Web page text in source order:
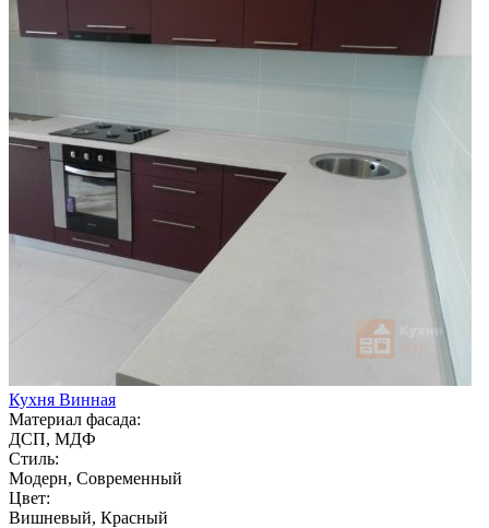
Кухня Винная
Материал фасада:
ДСП, МДФ
Стиль:
Модерн, Современный
Цвет:
Вишневый, Красный